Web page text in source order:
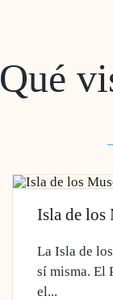
Qué
Isla de los
La Isla de
sí misma. El
el...